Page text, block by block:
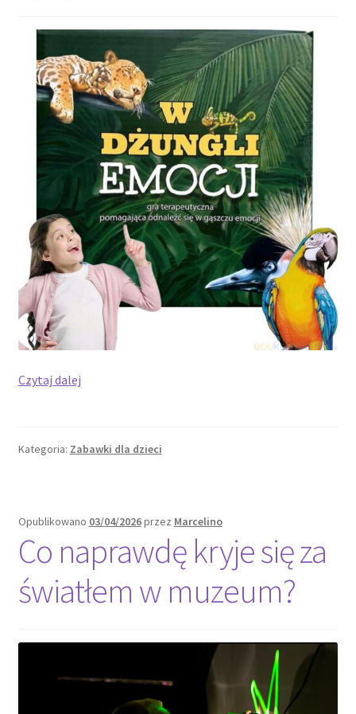
Czytaj dalejCo
gra
emocji
spojrzenie
na
uczucia
Kategoria: Zabawki dla dzieci
Opublikowano 03/04/2026przez Marcelino
Co naprawdę kryje się za
światłem w muzeum?